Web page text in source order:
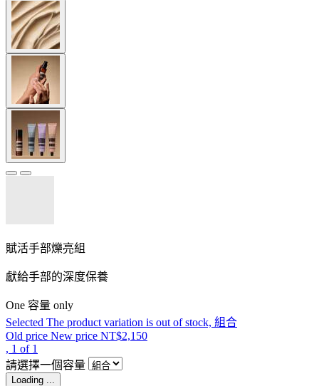
賦活手部爍亮組
獻給手部的深度保養
One 容量 only
Selected The product variation is out of stock, 組合
Old price New price NT$2,150
, 1 of 1
請選擇一個容量
Loading ...